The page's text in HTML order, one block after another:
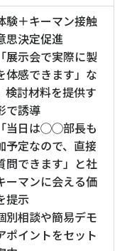
験＋キーマン接触
思決定促進
展示会で実際に製
体感できます」な
検討材料を提供す
で誘導
当日は◯◯部長も
予定なので、直接
問できます」と社
ーマンに会える価
提示
別相談や簡易デモ
ポイントをセット